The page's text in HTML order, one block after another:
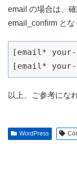
email の場合は、
email_confirm とな
[email*
[email*
以上、ご参考にな
WordPress